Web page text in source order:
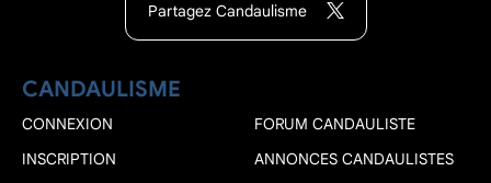
Partagez Candaulisme
CANDAULISME
CONNEXION
INSCRIPTION
FORUM CANDAULISTE
ANNONCES CANDAULISTES